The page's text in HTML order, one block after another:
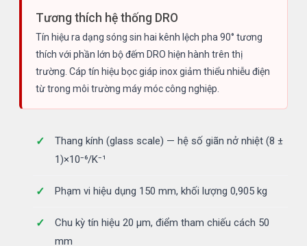
Tương thích hệ thống DRO
Tín hiệu ra dạng sóng sin hai kênh lệch pha 90° tương
thích với phần lớn bộ đếm DRO hiện hành trên thị
trường. Cáp tín hiệu bọc giáp inox giảm thiểu nhiễu điện
từ trong môi trường máy móc công nghiệp.
Thang kính (glass scale) — hệ số giãn nở nhiệt (8 ±
1)×10⁻⁶/K⁻¹
Phạm vi hiệu dụng 150 mm, khối lượng 0,905 kg
Chu kỳ tín hiệu 20 µm, điểm tham chiếu cách 50
mm